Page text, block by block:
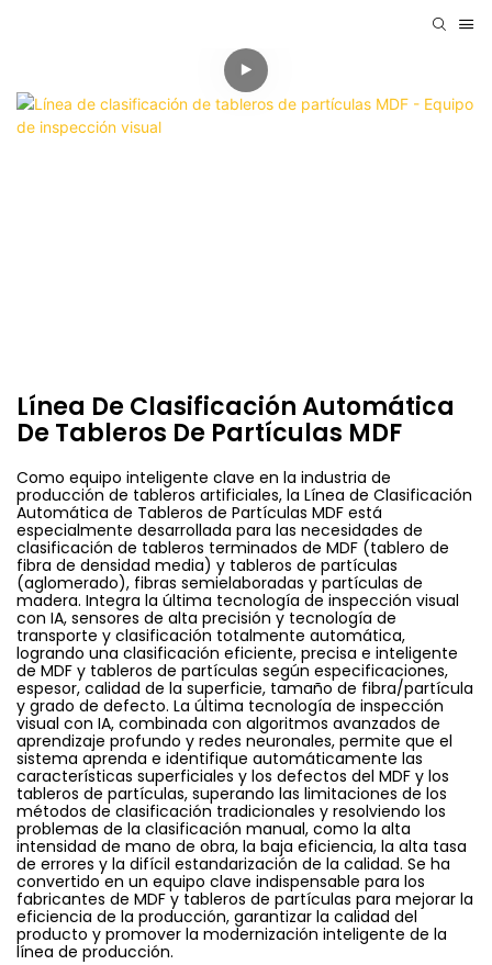
Línea De Clasificación Automática
De Tableros De Partículas MDF
Como equipo inteligente clave en la industria de
producción de tableros artificiales, la Línea de Clasificación
Automática de Tableros de Partículas MDF está
especialmente desarrollada para las necesidades de
clasificación de tableros terminados de MDF (tablero de
fibra de densidad media) y tableros de partículas
(aglomerado), fibras semielaboradas y partículas de
madera. Integra la última tecnología de inspección visual
con IA, sensores de alta precisión y tecnología de
transporte y clasificación totalmente automática,
logrando una clasificación eficiente, precisa e inteligente
de MDF y tableros de partículas según especificaciones,
espesor, calidad de la superficie, tamaño de fibra/partícula
y grado de defecto. La última tecnología de inspección
visual con IA, combinada con algoritmos avanzados de
aprendizaje profundo y redes neuronales, permite que el
sistema aprenda e identifique automáticamente las
características superficiales y los defectos del MDF y los
tableros de partículas, superando las limitaciones de los
métodos de clasificación tradicionales y resolviendo los
problemas de la clasificación manual, como la alta
intensidad de mano de obra, la baja eficiencia, la alta tasa
de errores y la difícil estandarización de la calidad. Se ha
convertido en un equipo clave indispensable para los
fabricantes de MDF y tableros de partículas para mejorar la
eficiencia de la producción, garantizar la calidad del
producto y promover la modernización inteligente de la
línea de producción.